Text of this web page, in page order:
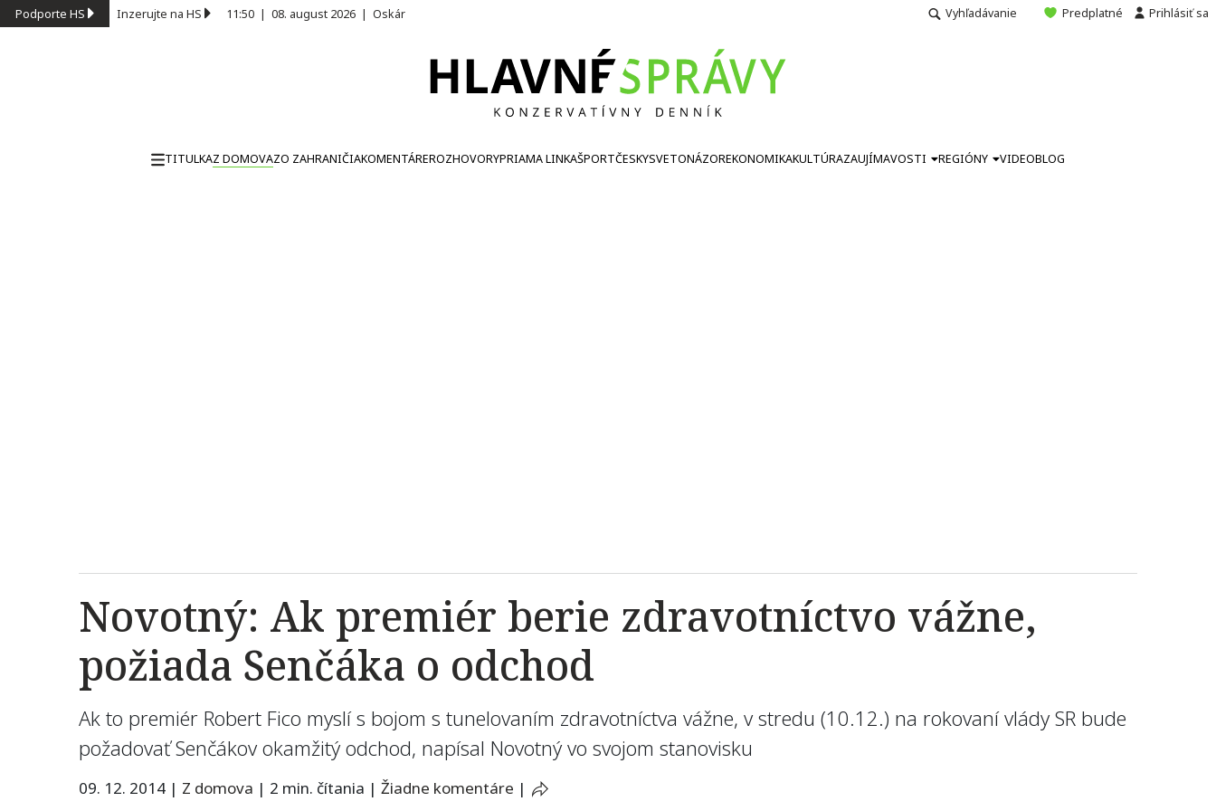
Podporte HS Inzerujte na HS 11:50 | 08. august 2026 | Oskár Vyhľadávanie Predplatné Prihlásiť sa
TITULKAZ DOMOVAZO ZAHRANIČIAKOMENTÁREROZHOVORYPRIAMA LINKAŠPORTČESKYSVETONÁZOREKONOMIKAKULTÚRAZAUJÍMAVOSTI REGIÓNY VIDEOBLOG
Novotný: Ak premiér berie zdravotníctvo vážne,
požiada Senčáka o odchod
Ak to premiér Robert Fico myslí s bojom s tunelovaním zdravotníctva vážne, v stredu (10.12.) na rokovaní vlády SR bude
požadovať Senčákov okamžitý odchod, napísal Novotný vo svojom stanovisku
09. 12. 2014 | Z domova | 2 min. čítania | Žiadne komentáre |